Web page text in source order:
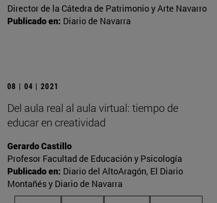
Director de la Cátedra de Patrimonio y Arte Navarro
Publicado en: Diario de Navarra
08 | 04 | 2021
Del aula real al aula virtual: tiempo de
educar en creatividad
Gerardo Castillo
Profesor Facultad de Educación y Psicología
Publicado en: Diario del AltoAragón, El Diario
Montañés y Diario de Navarra